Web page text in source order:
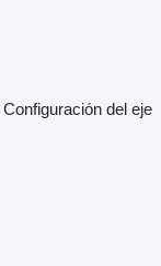
Configuración del eje